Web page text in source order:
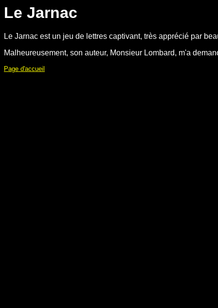
Le Jarnac
Le Jarnac est un jeu de lettres captivant, très apprécié par
Malheureusement, son auteur, Monsieur Lombard, m'a
Page d'accueil